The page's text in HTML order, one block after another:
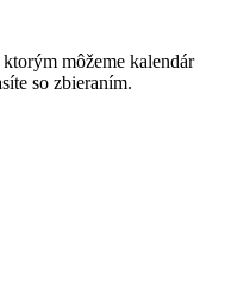
môžeme kalendár
so zbieraním.